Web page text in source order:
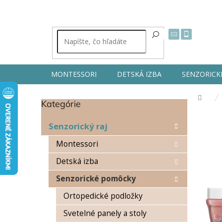
MONTESSORI DETSKÁ IZBA
B
Preskočiť
Kategórie
Senzorický raj
Montessori
Detská izba
Senzorické pomôcky
Ortopedické podložky
Svetelné panely a stoly